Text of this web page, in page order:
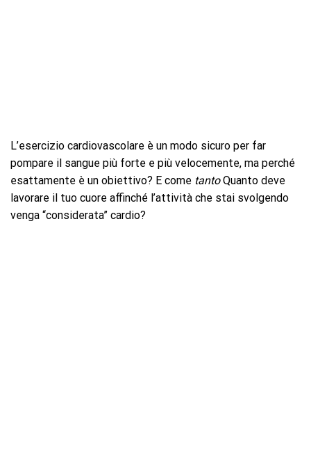
L’esercizio cardiovascolare è un modo sicuro per far
pompare il sangue più forte e più velocemente, ma perché
esattamente è un obiettivo? E come tantoQuanto deve
lavorare il tuo cuore affinché l’attività che stai svolgendo
venga “considerata” cardio?